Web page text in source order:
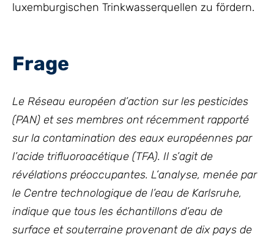
luxemburgischen Trinkwasserquellen zu fördern.
Frage
Le Réseau européen d’action sur les pesticides
(PAN) et ses membres ont récemment rapporté
sur la contamination des eaux européennes par
l’acide trifluoroacétique (TFA). Il s’agit de
révélations préoccupantes. L’analyse, menée par
le Centre technologique de l’eau de Karlsruhe,
indique que tous les échantillons d’eau de
surface et souterraine provenant de dix pays de